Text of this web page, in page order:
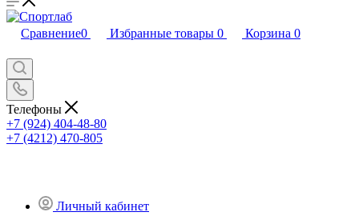
Сравнение0 Избранные товары 0 Корзина 0
Телефоны
+7 (924) 404-48-80
+7 (4212) 470-805
Личный кабинет